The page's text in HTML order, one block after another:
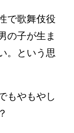
で歌舞伎役
の子が生ま
。という思
もやもやし